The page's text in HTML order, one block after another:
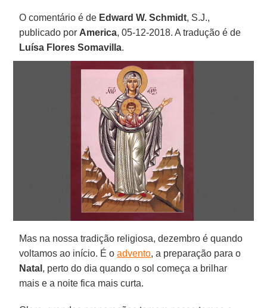
O comentário é de Edward W. Schmidt, S.J.,
publicado por America, 05-12-2018. A tradução é de
Luísa Flores Somavilla.
Mas na nossa tradição religiosa, dezembro é quando
voltamos ao início. É oadvento, a preparação para o
Natal , perto do dia quando o sol começa a brilhar
mais e a noite fica mais curta.